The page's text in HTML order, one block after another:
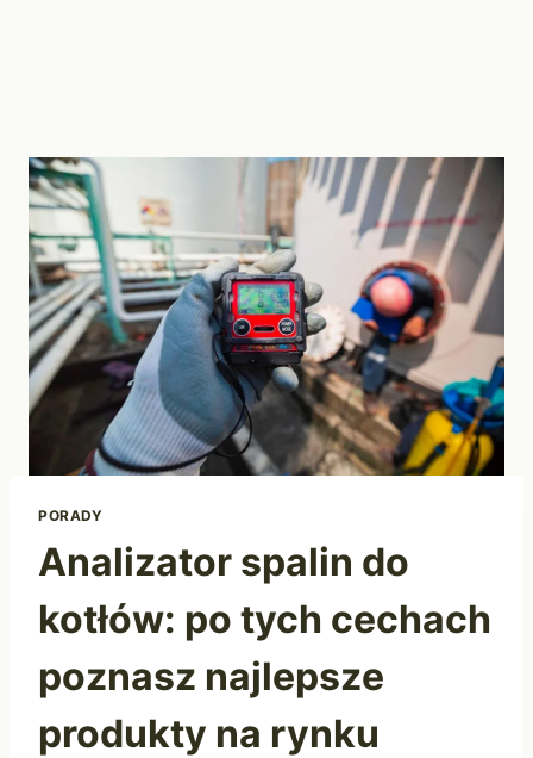
PORADY
Analizator spalin do
kotłów: po tych cechach
poznasz najlepsze
produkty na rynku